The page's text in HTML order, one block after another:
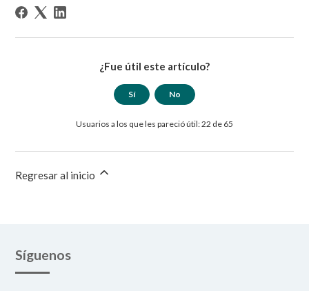
¿Fue útil este artículo?
Sí No
Usuarios a los que les pareció útil: 22 de 65
Regresar al inicio
Síguenos